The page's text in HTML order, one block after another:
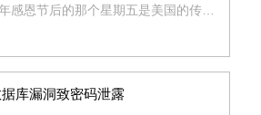
感恩节后的那个星期五是美国的传统
星期五”，这一天预示着购物季的开
库漏洞致密码泄露